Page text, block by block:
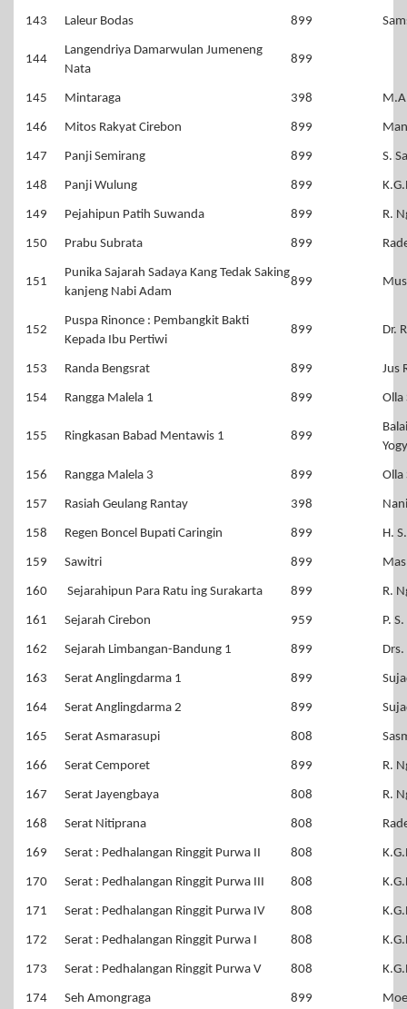
143 Laleur Bodas 899
144
Langendriya Damarwulan Jumeneng
Nata
899
145 Mintaraga 398
146 Mitos Rakyat Cirebon 899
147 Panji Semirang 899 S.
148 Panji Wulung 899
149 Pejahipun Patih Suwanda 899 R.
150 Prabu Subrata 899
151
Punika Sajarah Sadaya Kang Tedak Saking
kanjeng Nabi Adam
899
152
Puspa Rinonce : Pembangkit Bakti
Kepada Ibu Pertiwi
899 Dr.
153 Randa Bengsrat 899 Jus
154 Rangga Malela 1 899 Olla
155 Ringkasan Babad Mentawis 1 899
156 Rangga Malela 3 899 Olla
157 Rasiah Geulang Rantay 398
158 Regen Boncel Bupati Caringin 899 H.
159 Sawitri 899
160 Sejarahipun Para Ratu ing Surakarta 899 R.
161 Sejarah Cirebon 959 P.
162 Sejarah Limbangan-Bandung 1 899 Drs.
163 Serat Anglingdarma 1 899
164 Serat Anglingdarma 2 899
165 Serat Asmarasupi 808
166 Serat Cemporet 899 R.
167 Serat Jayengbaya 808 R.
168 Serat Nitiprana 808
169 Serat : Pedhalangan Ringgit Purwa II 808
170 Serat : Pedhalangan Ringgit Purwa III 808
171 Serat : Pedhalangan Ringgit Purwa IV 808
172 Serat : Pedhalangan Ringgit Purwa I 808
173 Serat : Pedhalangan Ringgit Purwa V 808
174 Seh Amongraga 899